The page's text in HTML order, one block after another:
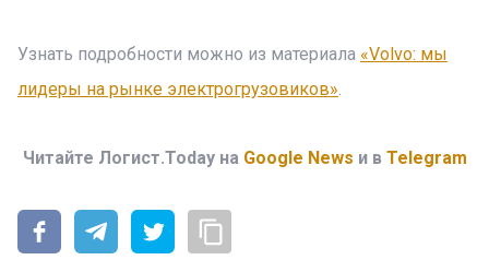
Узнать подробности можно из материала «Volvo: мы
лидеры на рынке электрогрузовиков».
Читайте Логист.Today на Google News и в Telegram